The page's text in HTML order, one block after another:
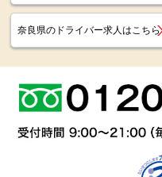
奈良県のドライバー求人はこちら